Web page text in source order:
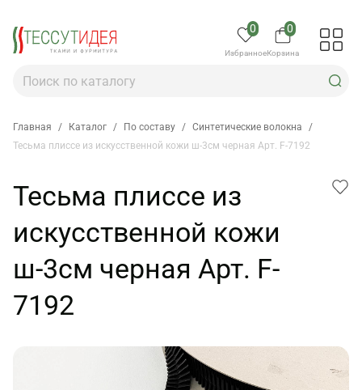
0
Избранное
0
Корзина
Главная / Каталог / По составу / Синтетические волокна
/
Тесьма плиссе из искусственной кожи ш-3см черная Арт. F-7192
Тесьма плиссе из
искусственной кожи
ш-3см черная Арт. F-
7192